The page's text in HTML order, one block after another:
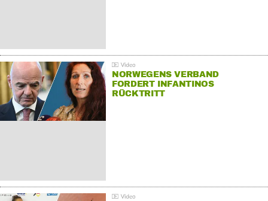
NORWEGENS VERBAND
FORDERT INFANTINOS
RÜCKTRITT